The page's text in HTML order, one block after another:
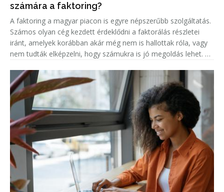
számára a faktoring?
A faktoring a magyar piacon is egyre népszerűbb szolgáltatás.
Számos olyan cég kezdett érdeklődni a faktorálás részletei
iránt, amelyek korábban akár még nem is hallottak róla, vagy
nem tudták elképzelni, hogy számukra is jó megoldás lehet. A